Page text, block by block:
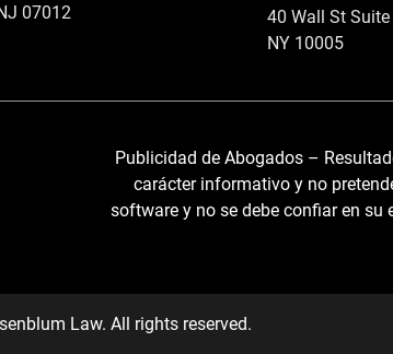
07012
40 Wall St
NY 10005
Publicidad de Abogados –
carácter informativo y no
software y no se debe confiar en
Law. All rights reserved.